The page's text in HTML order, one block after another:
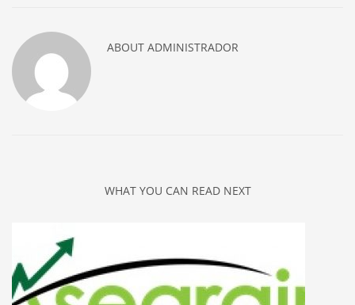
ABOUT ADMINISTRADOR
WHAT YOU CAN READ NEXT